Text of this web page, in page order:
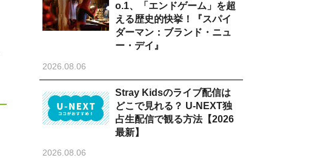
o.1、「エンドゲーム」を超
える歴史的快挙！『スパイ
ダーマン：ブランド・ニュ
ー・デイ』
2026.08.06
Stray Kidsのライブ配信は
どこで見れる？ U-NEXT独
占生配信で観る方法【2026
最新】
2026.08.06